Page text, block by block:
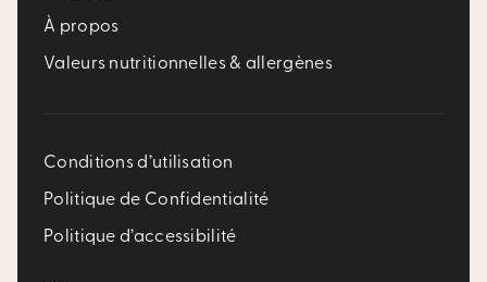
À propos
Valeurs nutritionnelles & allergènes
Conditions d’utilisation
Politique de Confidentialité
Politique d’accessibilité